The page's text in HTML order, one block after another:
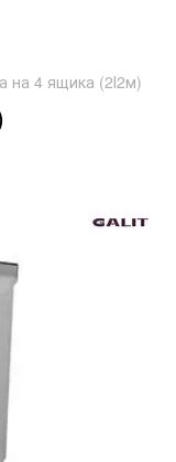
на 4 ящика (2І2м)